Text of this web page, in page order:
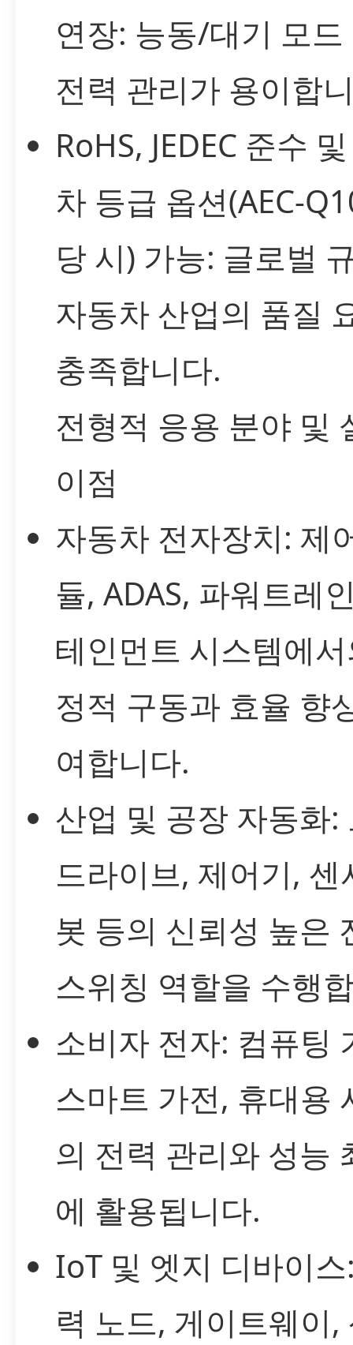
연장: 능동/대기 모드
전력 관리가 용이합
RoHS, JEDEC 준수
차 등급 옵션(AEC-
당 시) 가능: 글로벌
자동차 산업의 품질
충족합니다.
전형적 응용 분야 및
이점
자동차 전자장치: 제
듈, ADAS, 파워트레
테인먼트 시스템에
정적 구동과 효율 향
여합니다.
산업 및 공장 자동화:
드라이브, 제어기, 센
봇 등의 신뢰성 높은
스위칭 역할을 수행
소비자 전자: 컴퓨팅
스마트 가전, 휴대용
의 전력 관리와 성능
에 활용됩니다.
IoT 및 엣지 디바이
력 노드, 게이트웨이,